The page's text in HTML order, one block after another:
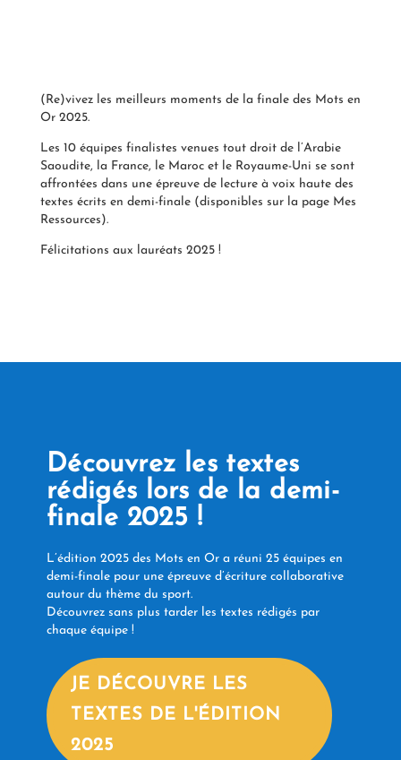
(Re)vivez les meilleurs moments de la finale des Mots en
Or 2025.
Les 10 équipes finalistes venues tout droit de l’Arabie
Saoudite, la France, le Maroc et le Royaume-Uni se sont
affrontées dans une épreuve de lecture à voix haute des
textes écrits en demi-finale (disponibles sur la page Mes
Ressources).
Félicitations aux lauréats 2025 !
Découvrez les textes
rédigés lors de la demi-
finale 2025 !
L’édition 2025 des Mots en Or a réuni 25 équipes en
demi-finale pour une épreuve d’écriture collaborative
autour du thème du sport.
Découvrez sans plus tarder les textes rédigés par
chaque équipe !
JE DÉCOUVRE LES
TEXTES DE L'ÉDITION
2025